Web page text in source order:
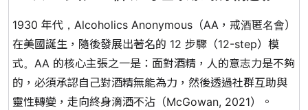
1930 年代，Alcoholics Anonymous（AA，戒酒匿名會）
在美國誕生，隨後發展出著名的 12 步驟（12-step）模
式。AA 的核心主張之一是：面對酒精，人的意志力是不夠
的，必須承認自己對酒精無能為力，然後透過社群互助與
靈性轉變，走向終身滴酒不沾 （McGowan, 2021）。